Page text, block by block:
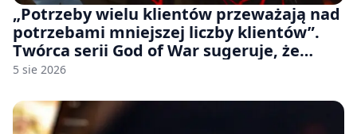
„Potrzeby wielu klientów przeważają nad
potrzebami mniejszej liczby klientów”.
Twórca serii God of War sugeruje, że
rozumie, dlaczego Sony rezygnuje z gier
5 sie 2026